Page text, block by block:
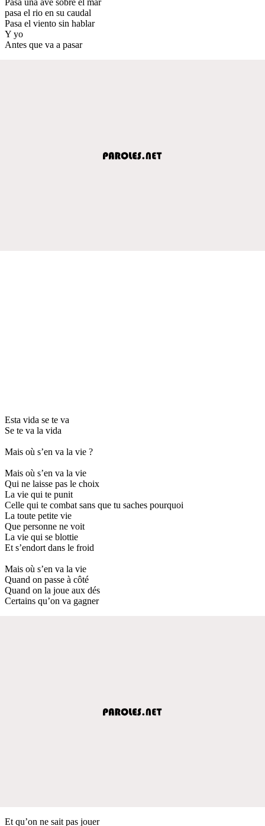
pasa el rio en su caudal
Pasa el viento sin hablar
Y yo
Antes que va a pasar
Esta vida se te va
Se te va la vida
Mais où s’en va la vie ?
Mais où s’en va la vie
Qui ne laisse pas le choix
La vie qui te punit
Celle qui te combat sans que tu saches pourquoi
La toute petite vie
Que personne ne voit
La vie qui se blottie
Et s’endort dans le froid
Mais où s’en va la vie
Quand on passe à côté
Quand on la joue aux dés
Certains qu’on va gagner
Et qu’on ne sait pas jouer